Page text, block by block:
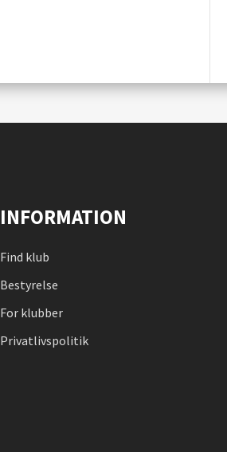
INFORMATION
Find klub
Bestyrelse
For klubber
Privatlivspolitik